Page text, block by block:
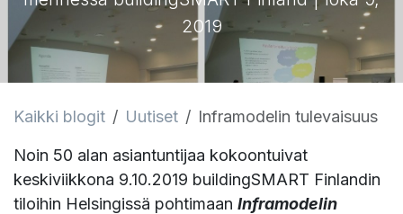
2019
Kaikki blogit Uutiset Inframodelin tulevaisuus
Noin 50 alan asiantuntijaa kokoontuivat
keskiviikkona 9.10.2019 buildingSMART Finlandin
tiloihin Helsingissä pohtimaan Inframodelin